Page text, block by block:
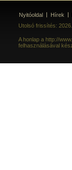
Nyitóoldal Hírek
Utolsó frissítés:
A honlap a http://
felhasználásával